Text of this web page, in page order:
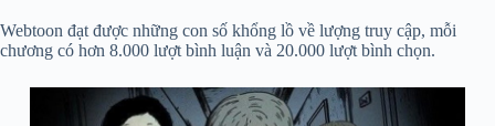
Webtoon đạt được những con số khổng lồ về lượng truy cập, mỗi
chương có hơn 8.000 lượt bình luận và 20.000 lượt bình chọn.